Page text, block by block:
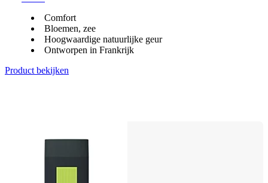
Comfort
Bloemen, zee
Hoogwaardige natuurlijke geur
Ontworpen in Frankrijk
Product bekijken